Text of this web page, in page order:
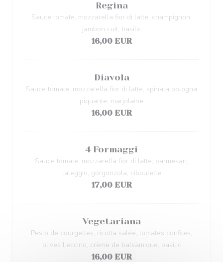
Regina
Sauce tomate, mozzarella fior di latte, champignon,
jambon cuit, basilic
16,00 EUR
Diavola
Sauce tomate, mozzarella fior di latte, spinata bologna
piquante, marjolaine
16,00 EUR
4 Formaggi
Sauce tomate, mozzarella fior di latte, parmesan,
taleggio, gorgonzola, ciboulette
17,00 EUR
Vegetariana
Pesto de courgettes, ricotta salée, tomates confites,
olives Leccino, crème de balsamique, basilic
16,00 EUR